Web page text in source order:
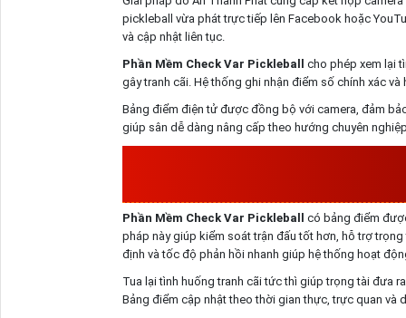
pickleball vừa phát trực tiếp lên Facebook hoặc
và cập nhật liên tục.
Phần Mềm Check Var Pickleball
cho phép xem lại
gây tranh cãi. Hệ thống ghi nhận điểm số chính xác
Bảng điểm điện tử được đồng bộ với camera, đảm
giúp sân dễ dàng nâng cấp theo hướng chuyên
Phần Mềm Check Var Pickleball có bảng điểm
pháp này giúp kiểm soát trận đấu tốt hơn, hỗ trợ
định và tốc độ phản hồi nhanh giúp hệ thống hoạt
Tua lại tình huống tranh cãi tức thì giúp trọng tài đưa
Bảng điểm cập nhật theo thời gian thực, trực quan và